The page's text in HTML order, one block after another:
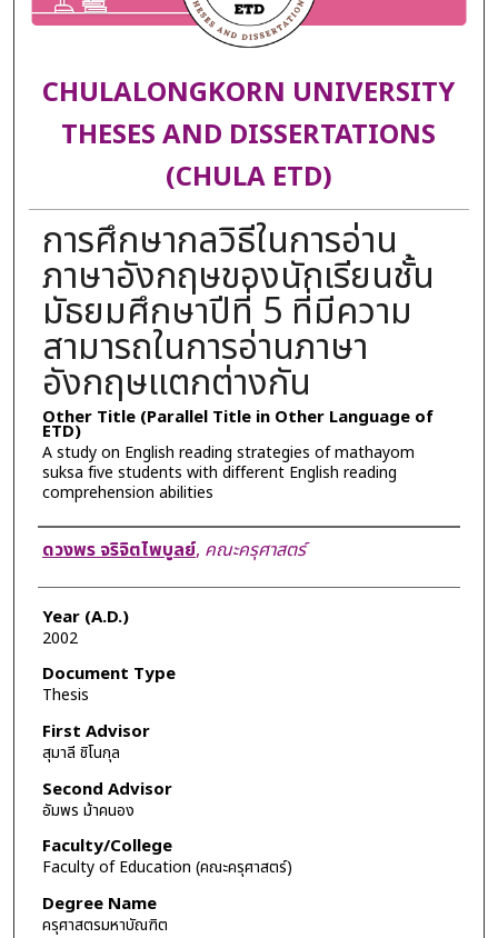
CHULALONGKORN UNIVERSITY
THESES AND DISSERTATIONS
(CHULA ETD)
การศึกษากลวิธีในการอ่าน
ภาษาอังกฤษของนักเรียนชั้น
มัธยมศึกษาปีที่ 5 ที่มีความ
สามารถในการอ่านภาษา
อังกฤษแตกต่างกัน
Other Title (Parallel Title in Other Language of
ETD)
A study on English reading strategies of mathayom
suksa five students with different English reading
comprehension abilities
Author
ดวงพร จริจิตไพบูลย์, คณะครุศาสตร์
Year (A.D.)
2002
Document Type
Thesis
First Advisor
สุมาลี ชิโนกุล
Second Advisor
อัมพร ม้าคนอง
Faculty/College
Faculty of Education (คณะครุศาสตร์)
Degree Name
ครุศาสตรมหาบัณฑิต